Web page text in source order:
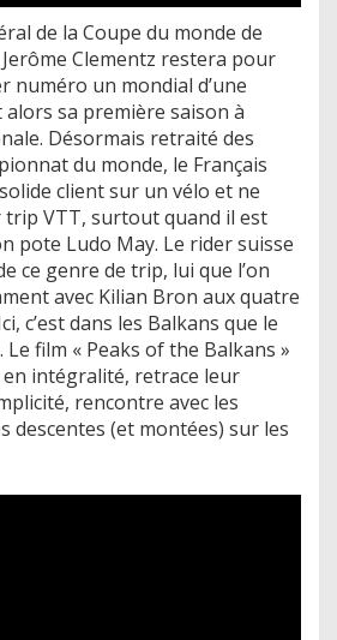
de la Coupe du monde de
Clementz restera pour
numéro un mondial d’une
sa première saison à
Désormais retraité des
du monde, le Français
client sur un vélo et ne
VTT, surtout quand il est
pote Ludo May. Le rider suisse
ce genre de trip, lui que l’on
avec Kilian Bron aux quatre
c’est dans les Balkans que le
Le film « Peaks of the Balkans »
en intégralité, retrace leur
rencontre avec les
descentes (et montées) sur les